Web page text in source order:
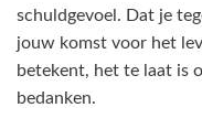
schuldgevoel. Dat je
jouw komst voor het
betekent, het te laat is
bedanken.